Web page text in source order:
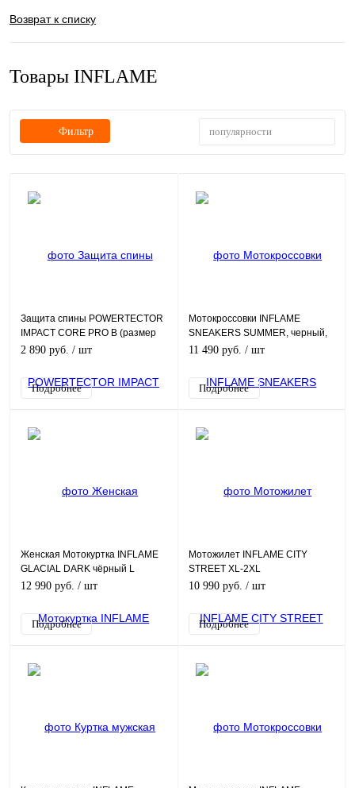
Возврат к списку
Товары INFLAME
Фильтр популярности
Защита спины POWERTECTOR
IMPACT CORE PRO B (размер
L)
2 890 руб. / шт
Подробнее
Мотокроссовки INFLAME
SNEAKERS SUMMER, черный,
40
11 490 руб. / шт
Подробнее
Женская Мотокуртка INFLAME
GLACIAL DARK чёрный L
12 990 руб. / шт
Подробнее
Мотожилет INFLAME CITY
STREET XL-2XL
10 990 руб. / шт
Подробнее